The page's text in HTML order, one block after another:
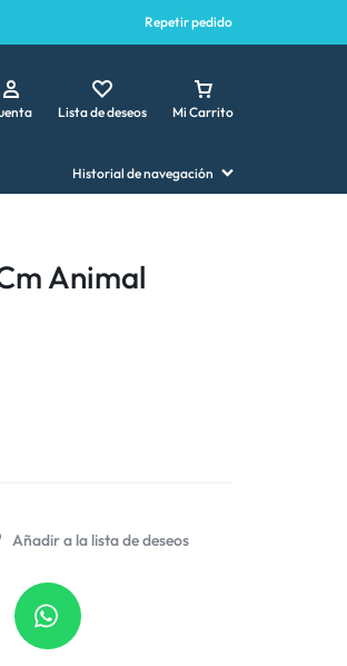
Repetir pedido
Lista de deseos Mi Carrito
Historial de navegación
Animal
Añadir a la lista de deseos